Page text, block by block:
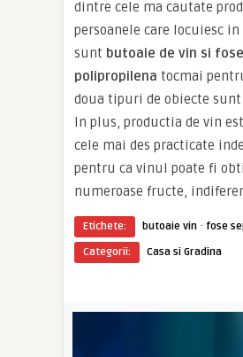
dintre cele ma cautate
persoanele care locuiesc
sunt butoaie de vin si
polipropilena tocmai
doua tipuri de obiecte
In plus, productia de vin
cele mai des practicate
pentru ca vinul poate fi
numeroase fructe,
Etichete: butoaie vin · fose
Categorii:
Casa si Gradina